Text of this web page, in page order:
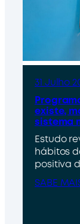
31 Julho
existe,
sistema
Estudo
hábitos
positiva
SABE